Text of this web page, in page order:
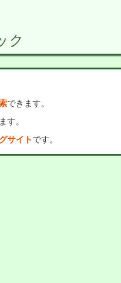
ク
できます。
す。
サイトです。